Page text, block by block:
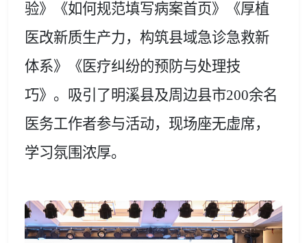
验》 《如何规范填写病案首页》《厚植
医改新质生产力，构筑县域急诊急救新
体系》《 医疗纠纷的预防与处理技
巧》。吸引了明溪县及周边县市200余名
医务工作者参与活动，现场座无虚席，
学习氛围浓厚。